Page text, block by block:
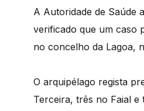
A Autoridade de Saúde
verificado que um caso
no concelho da Lagoa,
O arquipélago regista
Terceira, três no Faial e